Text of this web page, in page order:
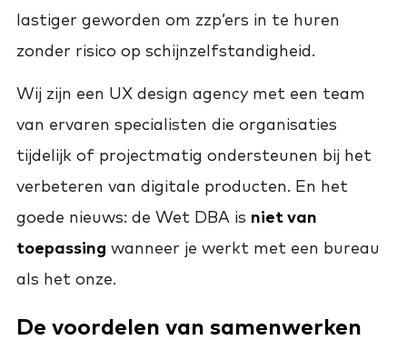
lastiger geworden om zzp’ers in te huren
zonder risico op schijnzelfstandigheid.
Wij zijn een UX design agency met een team
van ervaren specialisten die organisaties
tijdelijk of projectmatig ondersteunen bij het
verbeteren van digitale producten. En het
goede nieuws: de Wet DBA is niet van
toepassing wanneer je werkt met een bureau
als het onze.
De voordelen van samenwerken